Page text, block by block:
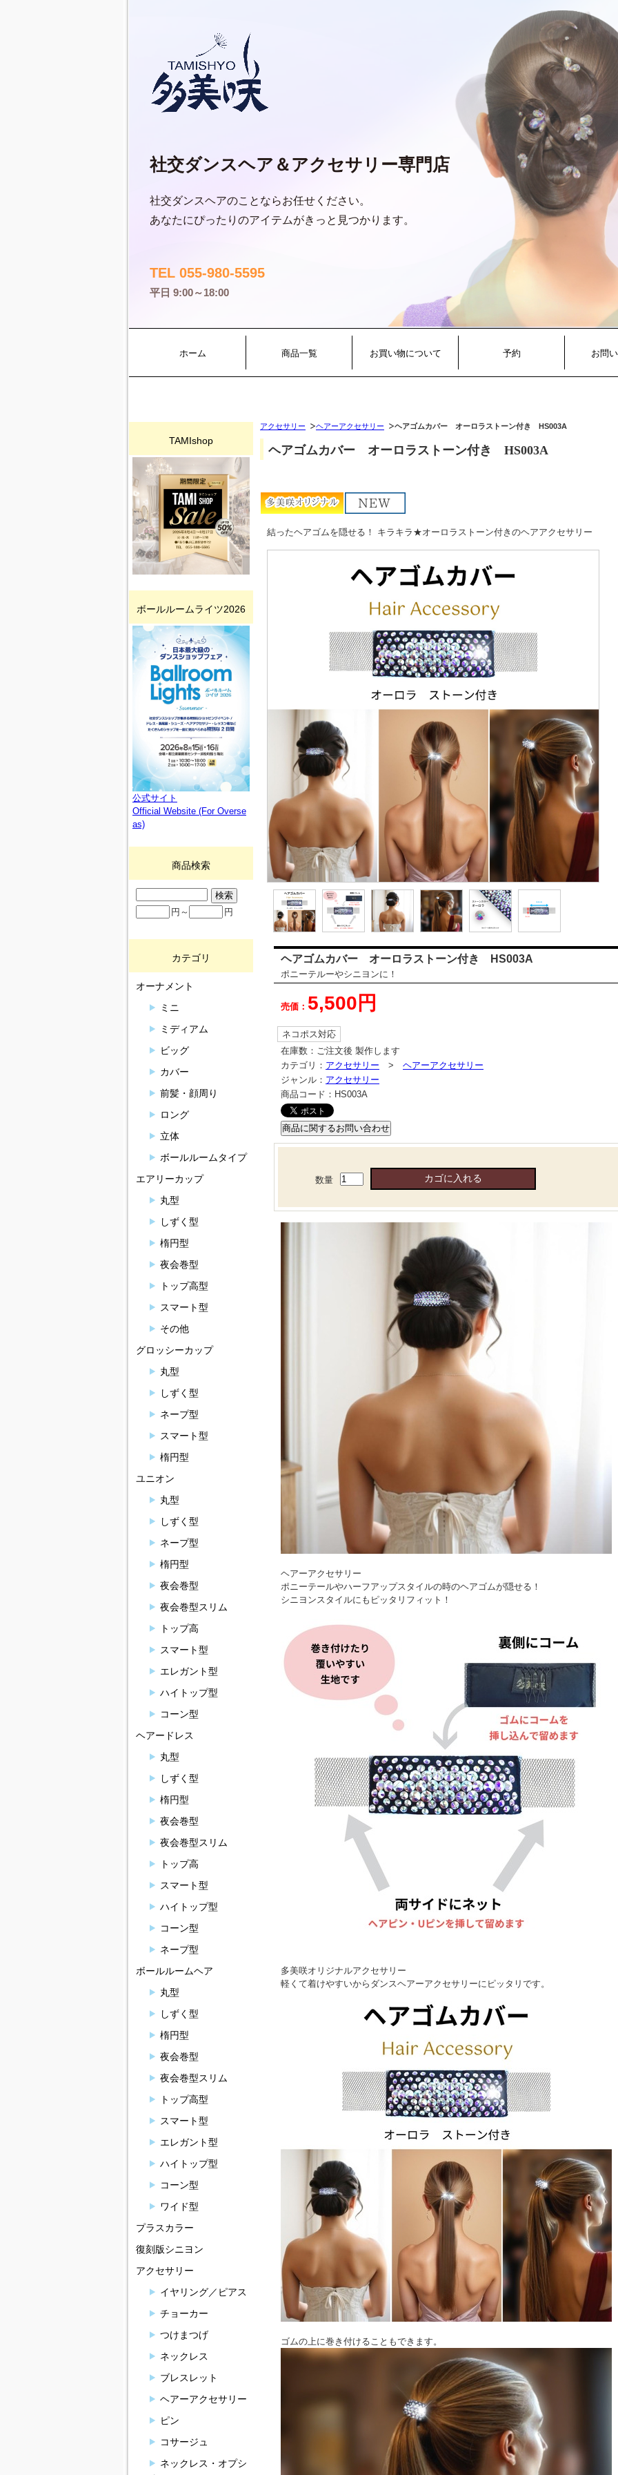
社交ダンスヘア＆アクセサリー専門店
社交ダンスヘアのことならお任せください。
あなたにぴったりのアイテムがきっと見つかります。
TEL 055-980-5595
平日 9:00～18:00
ホーム 商品一覧 お買い物について 予約 お問
アクセサリー ヘアーアクセサリー ヘアゴムカバー オーロラストーン付き HS003A
ヘアゴムカバー オーロラストーン付き HS003A
結ったヘアゴムを隠せる！ キラキラ★オーロラストーン付きのヘアアクセサリー
ヘアゴムカバー オーロラストーン付き HS003A
ポニーテルーやシニヨンに！
売価： 5,500円
ネコポス対応
在庫数： ご注文後 製作します
カテゴリ： アクセサリー > ヘアーアクセサリー
ジャンル： アクセサリー
商品コード： HS003A
数量
ヘアーアクセサリー
ポニーテールやハーフアップスタイルの時のヘアゴムが隠せる！
シニヨンスタイルにもピッタリフィット！
多美咲オリジナルアクセサリー
軽くて着けやすいからダンスヘアーアクセサリーにピッタリです。
ゴムの上に巻き付けることもできます。
TAMIshop
ボールルームライツ2026
公式サイト
Official Website (For Overse
as)
商品検索
円～ 円
カテゴリ
オーナメント
ミニ
ミディアム
ビッグ
カバー
前髪・顔周り
ロング
立体
ボールルームタイプ
エアリーカップ
丸型
しずく型
楕円型
夜会巻型
トップ高型
スマート型
その他
グロッシーカップ
丸型
しずく型
ネープ型
スマート型
楕円型
ユニオン
丸型
しずく型
ネープ型
楕円型
夜会巻型
夜会巻型スリム
トップ高
スマート型
エレガント型
ハイトップ型
コーン型
ヘアードレス
丸型
しずく型
楕円型
夜会巻型
夜会巻型スリム
トップ高
スマート型
ハイトップ型
コーン型
ネープ型
ボールルームヘア
丸型
しずく型
楕円型
夜会巻型
夜会巻型スリム
トップ高型
スマート型
エレガント型
ハイトップ型
コーン型
ワイド型
プラスカラー
復刻版シニヨン
アクセサリー
イヤリング／ピアス
チョーカー
つけまつげ
ネックレス
ブレスレット
ヘアーアクセサリー
ピン
コサージュ
ネックレス・オプシ